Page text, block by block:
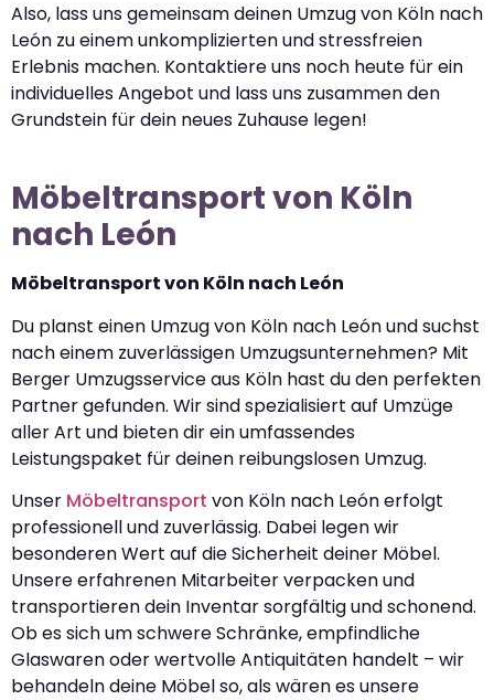
Also, lass uns gemeinsam deinen Umzug von Köln nach
León zu einem unkomplizierten und stressfreien
Erlebnis machen. Kontaktiere uns noch heute für ein
individuelles Angebot und lass uns zusammen den
Grundstein für dein neues Zuhause legen!
Möbeltransport von Köln
nach León
Möbeltransport von Köln nach León
Du planst einen Umzug von Köln nach León und suchst
nach einem zuverlässigen Umzugsunternehmen? Mit
Berger Umzugsservice aus Köln hast du den perfekten
Partner gefunden. Wir sind spezialisiert auf Umzüge
aller Art und bieten dir ein umfassendes
Leistungspaket für deinen reibungslosen Umzug.
Unser Möbeltransport von Köln nach León erfolgt
professionell und zuverlässig. Dabei legen wir
besonderen Wert auf die Sicherheit deiner Möbel.
Unsere erfahrenen Mitarbeiter verpacken und
transportieren dein Inventar sorgfältig und schonend.
Ob es sich um schwere Schränke, empfindliche
Glaswaren oder wertvolle Antiquitäten handelt – wir
behandeln deine Möbel so, als wären es unsere